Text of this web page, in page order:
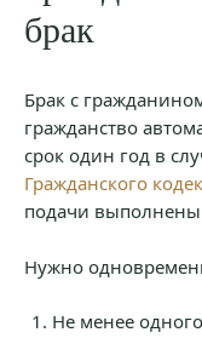
брак
Брак с
гражданство
срок один год в
Гражданского
подачи выполнены
Нужно
Не менее